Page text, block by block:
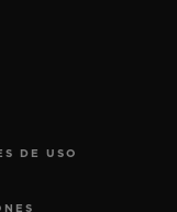
DE USO